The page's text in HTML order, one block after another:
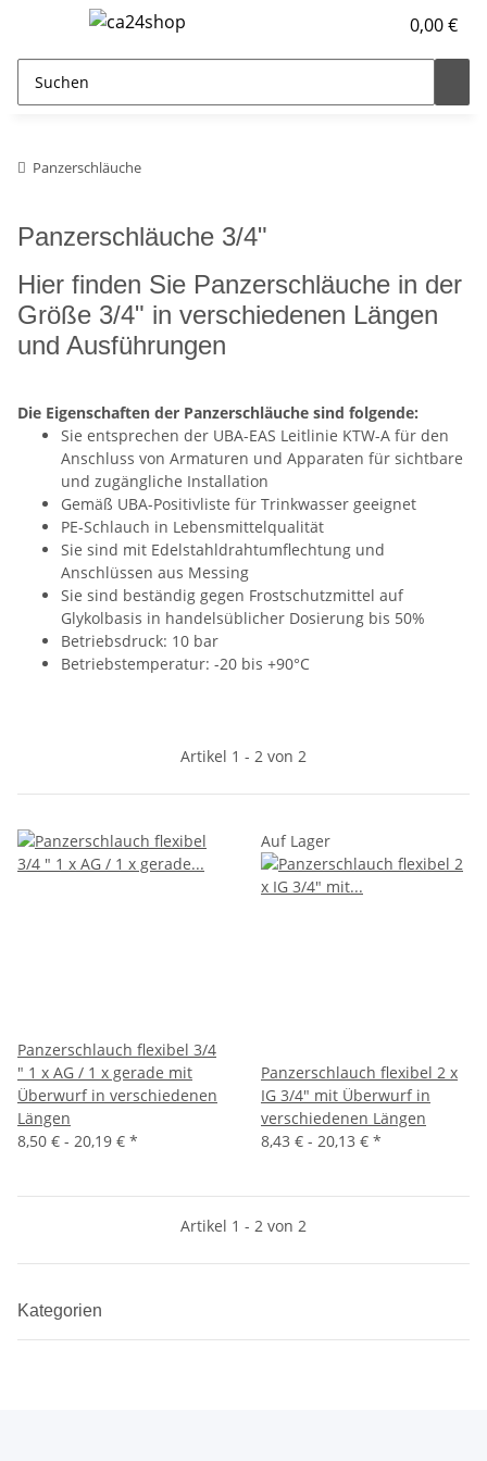
0,00 €
Panzerschläuche
Panzerschläuche 3/4"
Hier finden Sie Panzerschläuche in der
Größe 3/4" in verschiedenen Längen
und Ausführungen
Die Eigenschaften der Panzerschläuche sind folgende:
Sie entsprechen der UBA-EAS Leitlinie KTW-A für den
Anschluss von Armaturen und Apparaten für sichtbare
und zugängliche Installation
Gemäß UBA-Positivliste für Trinkwasser geeignet
PE-Schlauch in Lebensmittelqualität
Sie sind mit Edelstahldrahtumflechtung und
Anschlüssen aus Messing
Sie sind beständig gegen Frostschutzmittel auf
Glykolbasis in handelsüblicher Dosierung bis 50%
Betriebsdruck: 10 bar
Betriebstemperatur: -20 bis +90°C
Artikel 1 - 2 von 2
Panzerschlauch flexibel 3/4
" 1 x AG / 1 x gerade mit
Überwurf in verschiedenen
Längen
8,50 € - 20,19 € *
Auf Lager
Panzerschlauch flexibel 2 x
IG 3/4" mit Überwurf in
verschiedenen Längen
8,43 € - 20,13 € *
Artikel 1 - 2 von 2
Kategorien